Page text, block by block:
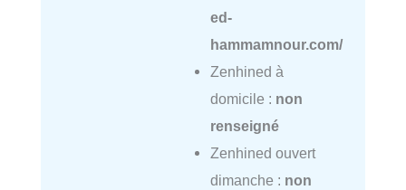
ed-
hammamnour.com/
Zenhined à
domicile : non
renseigné
Zenhined ouvert
dimanche : non